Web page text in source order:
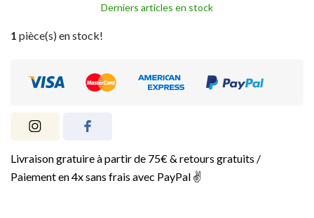
Derniers articles en stock
1 pièce(s) en stock!
Livraison gratuire à partir de 75€ & retours gratuits /
Paiement en 4x sans frais avec PayPal ✌️